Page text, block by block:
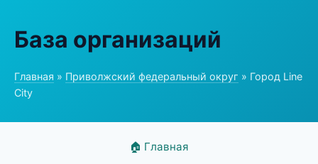
База организаций
Главная » Приволжский федеральный округ » Город Line
City
🏠 Главная